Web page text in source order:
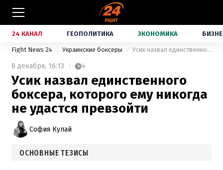
24 КАНАЛ ГЕОПОЛИТИКА ЭКОНОМИКА
Fight News 24 Украинские боксеры Усик назвал единственного боксера, которого ему никогда не удастся превзойти
8 декабря, 16:13 4
Усик назвал единственного
боксера, которого ему никогда
не удастся превзойти
София Кулай
ОСНОВНЫЕ ТЕЗИСЫ